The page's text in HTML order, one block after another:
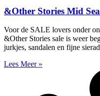
&Other Stories Mid
Voor de SALE lovers onder
&Other Stories sale is weer
jurkjes, sandalen en fijne
Lees Meer »